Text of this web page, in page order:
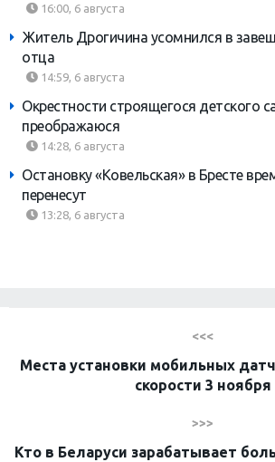
16:00, 6 августа
Житель Дрогичина усомнился в
отца
14:59, 6 августа
Окрестности строящегося детского
преображаюся
14:28, 6 августа
Остановку «Ковельская» в Бресте
перенесут
13:28, 6 августа
<<<
Места установки мобильных
скорости 3 ноября
>>>
Кто в Беларуси зарабатывает